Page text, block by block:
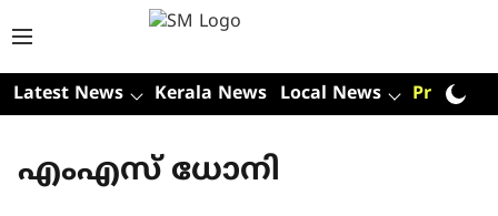
Latest News Kerala News Local News Premium
എംഎസ് ധോനി